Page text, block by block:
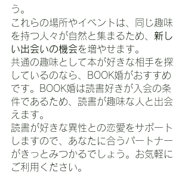
う。
これらの場所やイベントは、同じ趣味
を持つ人々が自然と集まるため、 新し
い出会いの機会を増やせます。
共通の趣味として本が好きな相手を探
しているのなら、BOOK婚がおすすめ
です。BOOK婚は読書好きが入会の条
件であるため、読書が趣味な人と出会
えます。
読書が好きな異性との恋愛をサポート
しますので、あなたに合うパートナー
がきっとみつかるでしょう。お気軽に
ご利用ください。